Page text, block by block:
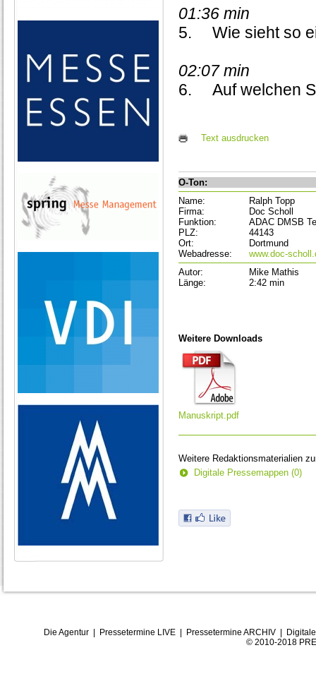
01:36 min
5.
Wie sieht so
02:07 min
6.
Auf welchen
Text ausdrucken
O-Ton:
Name:
Ralph Topp
Firma:
Doc Scholl
Funktion:
ADAC DMSB
PLZ:
44143
Ort:
Dortmund
Webadresse:
www.doc-
Autor:
Mike Mathis
Länge:
2:42 min
Weitere Downloads
Manuskript.pdf
Weitere Redaktionsmaterialien
Digitale Pressemappen (0)
Die Agentur| Pressetermine LIVE| Pressetermine ARCHIV|
© 2010-2018